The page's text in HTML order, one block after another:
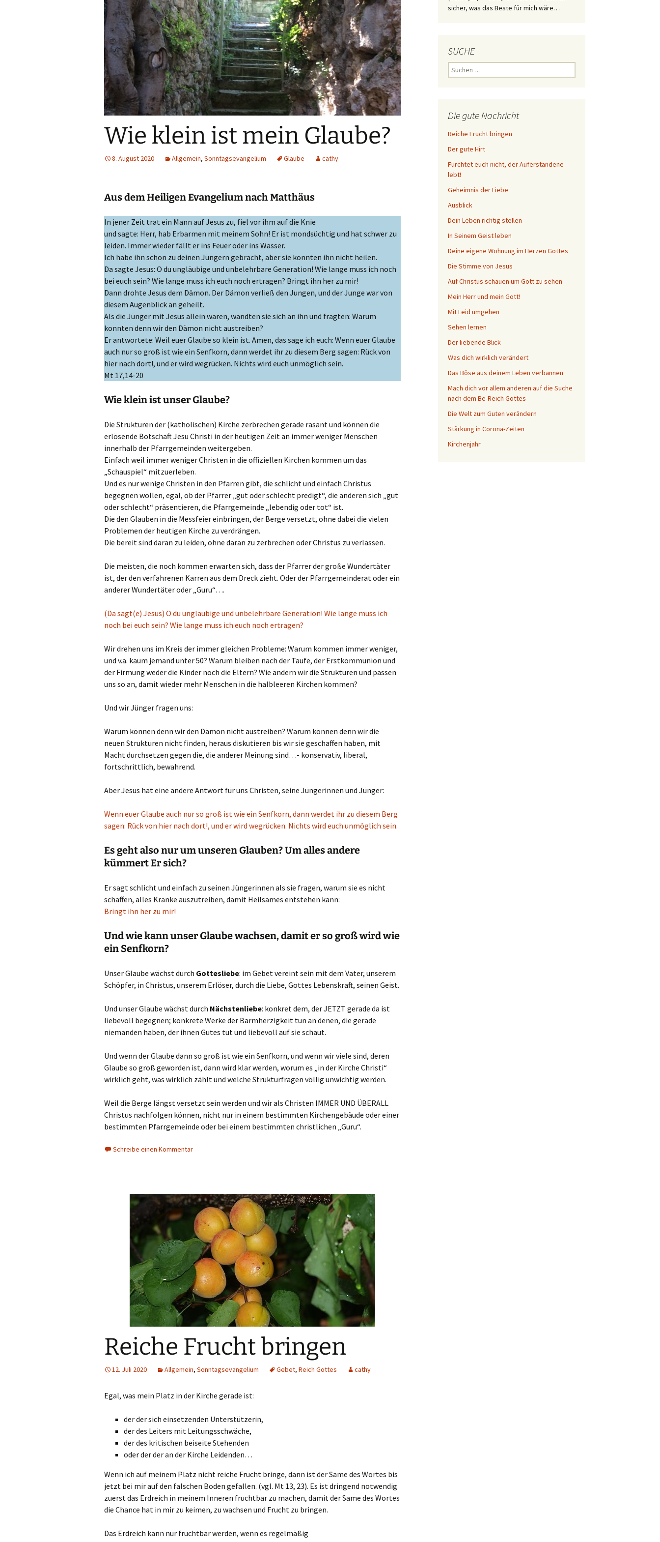
Bibelworte- Schuld
Ich bin der, der dir Leben
gibt!
Ich bin der, der für dich
sorgt!
Wie klein ist mein Glaube?
8. August 2020 Allgemein, Sonntagsevangelium Glaube cathy
Aus dem Heiligen Evangelium nach Matthäus
In jener Zeit trat ein Mann auf Jesus zu, fiel vor ihm auf die Knie
und sagte: Herr, hab Erbarmen mit meinem Sohn! Er ist mondsüchtig und hat schwer zu
leiden. Immer wieder fällt er ins Feuer oder ins Wasser.
Ich habe ihn schon zu deinen Jüngern gebracht, aber sie konnten ihn nicht heilen.
Da sagte Jesus: O du ungläubige und unbelehrbare Generation! Wie lange muss ich noch
bei euch sein? Wie lange muss ich euch noch ertragen? Bringt ihn her zu mir!
Dann drohte Jesus dem Dämon. Der Dämon verließ den Jungen, und der Junge war von
diesem Augenblick an geheilt.
Als die Jünger mit Jesus allein waren, wandten sie sich an ihn und fragten: Warum
konnten denn wir den Dämon nicht austreiben?
Er antwortete: Weil euer Glaube so klein ist. Amen, das sage ich euch: Wenn euer Glaube
auch nur so groß ist wie ein Senfkorn, dann werdet ihr zu diesem Berg sagen: Rück von
hier nach dort!, und er wird wegrücken. Nichts wird euch unmöglich sein.
Mt 17,14-20
Wie klein ist unser Glaube?
Die Strukturen der (katholischen) Kirche zerbrechen gerade rasant und können die
erlösende Botschaft Jesu Christi in der heutigen Zeit an immer weniger Menschen
innerhalb der Pfarrgemeinden weitergeben.
Einfach weil immer weniger Christen in die offiziellen Kirchen kommen um das
„Schauspiel“ mitzuerleben.
Und es nur wenige Christen in den Pfarren gibt, die schlicht und einfach Christus
begegnen wollen, egal, ob der Pfarrer „gut oder schlecht predigt“, die anderen sich „gut
oder schlecht“ präsentieren, die Pfarrgemeinde „lebendig oder tot“ ist.
Die den Glauben in die Messfeier einbringen, der Berge versetzt, ohne dabei die vielen
Problemen der heutigen Kirche zu verdrängen.
Die bereit sind daran zu leiden, ohne daran zu zerbrechen oder Christus zu verlassen.
Die meisten, die noch kommen erwarten sich, dass der Pfarrer der große Wundertäter
ist, der den verfahrenen Karren aus dem Dreck zieht. Oder der Pfarrgemeinderat oder ein
anderer Wundertäter oder „Guru“….
(Da sagt(e) Jesus) O du ungläubige und unbelehrbare Generation! Wie lange muss ich
noch bei euch sein? Wie lange muss ich euch noch ertragen?
Wir drehen uns im Kreis der immer gleichen Probleme: Warum kommen immer weniger,
und v.a. kaum jemand unter 50? Warum bleiben nach der Taufe, der Erstkommunion und
der Firmung weder die Kinder noch die Eltern? Wie ändern wir die Strukturen und passen
uns so an, damit wieder mehr Menschen in die halbleeren Kirchen kommen?
Und wir Jünger fragen uns:
Warum können denn wir den Dämon nicht austreiben? Warum können denn wir die
neuen Strukturen nicht finden, heraus diskutieren bis wir sie geschaffen haben, mit
Macht durchsetzen gegen die, die anderer Meinung sind…- konservativ, liberal,
fortschrittlich, bewahrend.
Aber Jesus hat eine andere Antwort für uns Christen, seine Jüngerinnen und Jünger:
Wenn euer Glaube auch nur so groß ist wie ein Senfkorn, dann werdet ihr zu diesem Berg
sagen: Rück von hier nach dort!, und er wird wegrücken. Nichts wird euch unmöglich sein.
Es geht also nur um unseren Glauben? Um alles andere
kümmert Er sich?
Er sagt schlicht und einfach zu seinen Jüngerinnen als sie fragen, warum sie es nicht
schaffen, alles Kranke auszutreiben, damit Heilsames entstehen kann:
Bringt ihn her zu mir!
Und wie kann unser Glaube wachsen, damit er so groß wird wie
ein Senfkorn?
Unser Glaube wächst durch Gottesliebe: im Gebet vereint sein mit dem Vater, unserem
Schöpfer, in Christus, unserem Erlöser, durch die Liebe, Gottes Lebenskraft, seinen Geist.
Und unser Glaube wächst durch Nächstenliebe: konkret dem, der JETZT gerade da ist
liebevoll begegnen; konkrete Werke der Barmherzigkeit tun an denen, die gerade
niemanden haben, der ihnen Gutes tut und liebevoll auf sie schaut.
Und wenn der Glaube dann so groß ist wie ein Senfkorn, und wenn wir viele sind, deren
Glaube so groß geworden ist, dann wird klar werden, worum es „in der Kirche Christi“
wirklich geht, was wirklich zählt und welche Strukturfragen völlig unwichtig werden.
Weil die Berge längst versetzt sein werden und wir als Christen IMMER UND ÜBERALL
Christus nachfolgen können, nicht nur in einem bestimmten Kirchengebäude oder einer
bestimmten Pfarrgemeinde oder bei einem bestimmten christlichen „Guru“.
Schreibe einen Kommentar
Reiche Frucht bringen
12. Juli 2020 Allgemein, Sonntagsevangelium Gebet, Reich Gottes cathy
Egal, was mein Platz in der Kirche gerade ist:
der der sich einsetzenden Unterstützerin,
der des Leiters mit Leitungsschwäche,
der des kritischen beiseite Stehenden
oder der der an der Kirche Leidenden…
Wenn ich auf meinem Platz nicht reiche Frucht bringe, dann ist der Same des Wortes bis
jetzt bei mir auf den falschen Boden gefallen. (vgl. Mt 13, 23). Es ist dringend notwendig
zuerst das Erdreich in meinem Inneren fruchtbar zu machen, damit der Same des Wortes
die Chance hat in mir zu keimen, zu wachsen und Frucht zu bringen.
Das Erdreich kann nur fruchtbar werden, wenn es regelmäßig
sicher, was das Beste für mich wäre…
SUCHE
Suchen
nach:
Die gute Nachricht
Reiche Frucht bringen
Der gute Hirt
Fürchtet euch nicht, der Auferstandene
lebt!
Geheimnis der Liebe
Ausblick
Dein Leben richtig stellen
In Seinem Geist leben
Deine eigene Wohnung im Herzen Gottes
Die Stimme von Jesus
Auf Christus schauen um Gott zu sehen
Mein Herr und mein Gott!
Mit Leid umgehen
Sehen lernen
Der liebende Blick
Was dich wirklich verändert
Das Böse aus deinem Leben verbannen
Mach dich vor allem anderen auf die Suche
nach dem Be-Reich Gottes
Die Welt zum Guten verändern
Stärkung in Corona-Zeiten
Kirchenjahr